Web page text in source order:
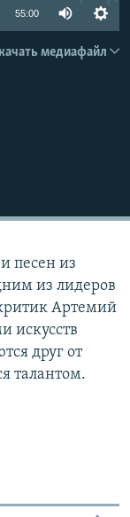
55:00
медиафайл
песен из
из лидеров
Артемий
искусств
друг от
талантом.